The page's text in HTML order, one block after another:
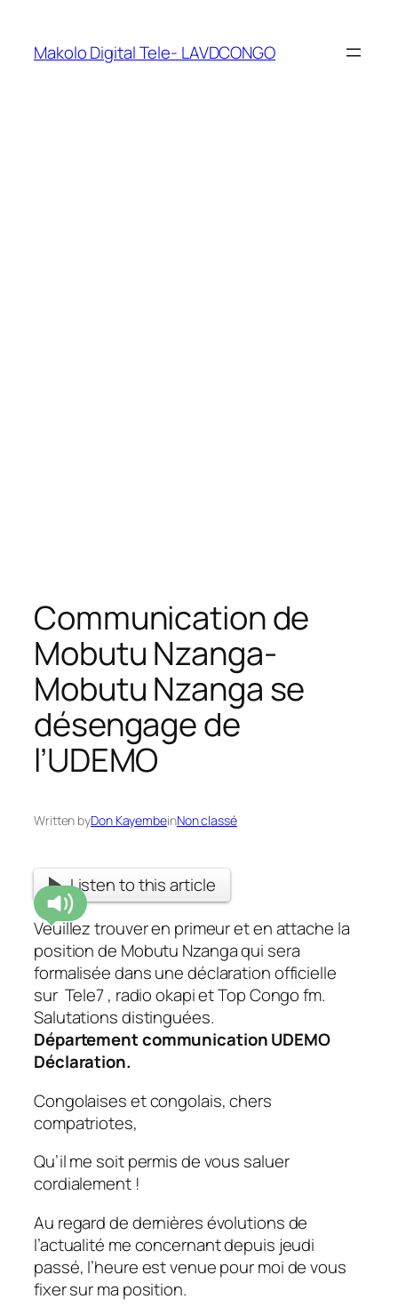
Makolo Digital Tele- LAVDCONGO
Communication de
Mobutu Nzanga-
Mobutu Nzanga se
désengage de
l’UDEMO
Written byDon KayembeinNon classé
Listen to this article
Veuillez trouver en primeur et en attache la
position de Mobutu Nzanga qui sera
formalisée dans une déclaration officielle
sur Tele7 , radio okapi et Top Congo fm.
Salutations distinguées.
Département communication UDEMO
Déclaration.
Congolaises et congolais, chers
compatriotes,
Qu’il me soit permis de vous saluer
cordialement !
Au regard de dernières évolutions de
l’actualité me concernant depuis jeudi
passé, l’heure est venue pour moi de vous
fixer sur ma position.